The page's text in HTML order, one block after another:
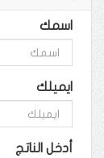
اسمك
ايميلك
أدخل الناتج